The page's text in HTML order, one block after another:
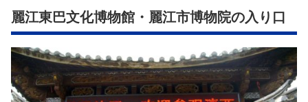
麗江東巴文化博物館・麗江市博物院の入り口